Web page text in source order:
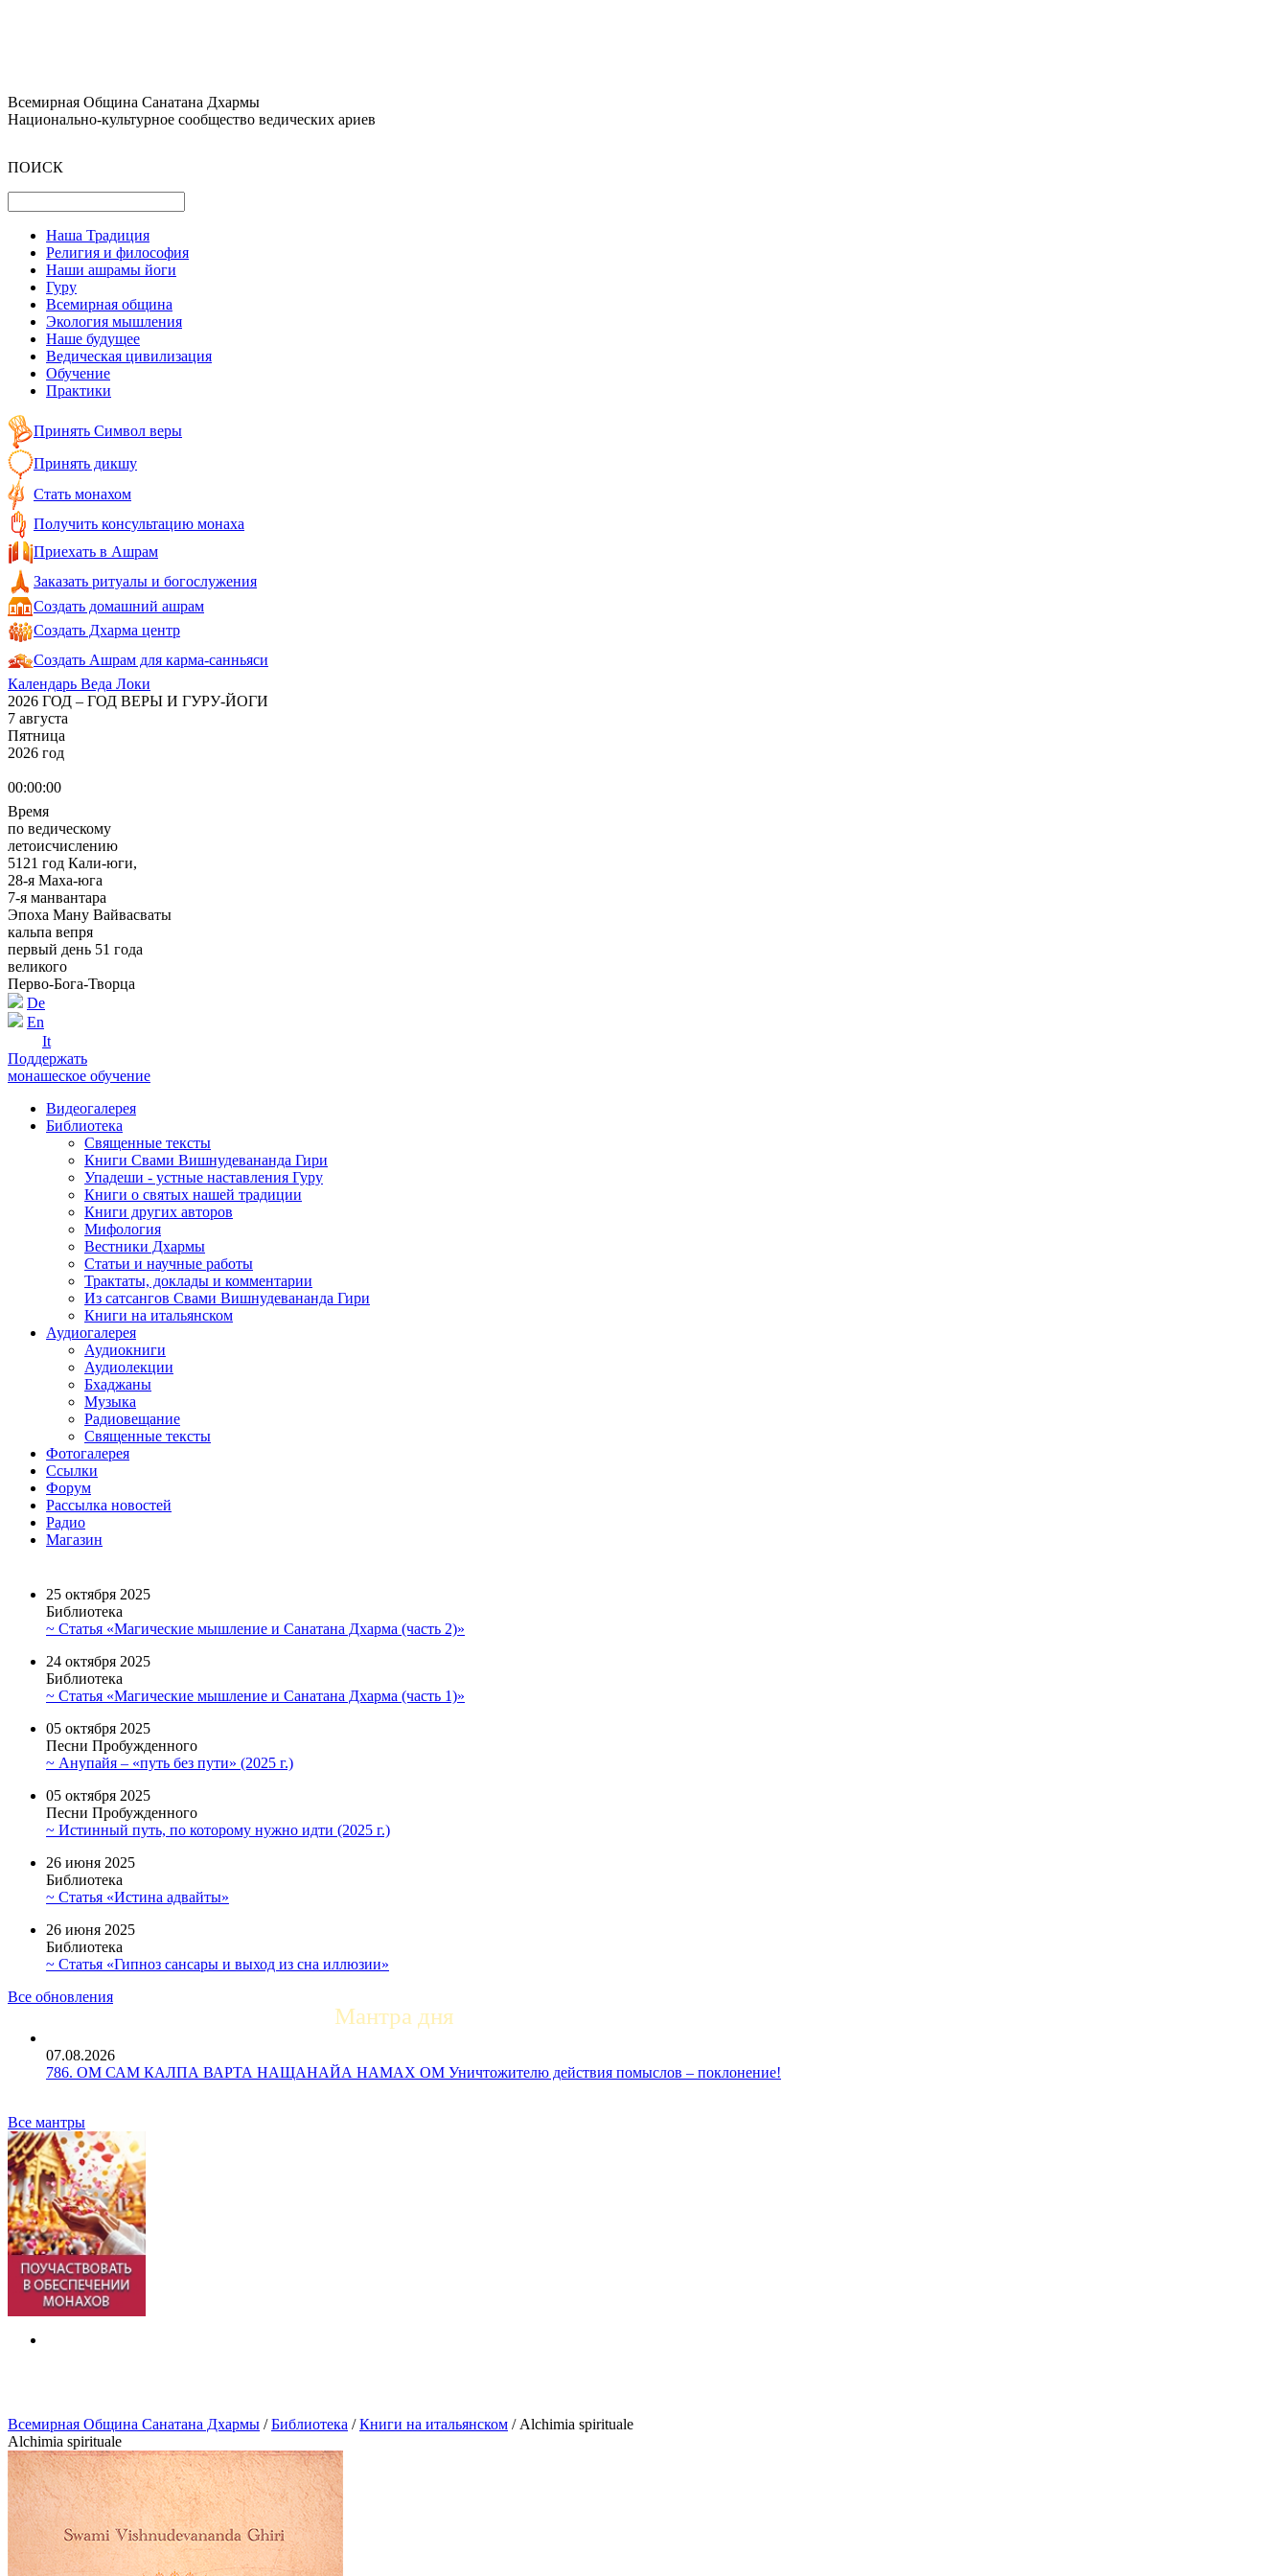
Всемирная Община Санатана Дхармы
Национально-культурное сообщество ведических ариев
ПОИСК
Наша Традиция
Религия и философия
Наши ашрамы йоги
Гуру
Всемирная община
Экология мышления
Наше будущее
Ведическая цивилизация
Обучение
Практики
Принять Символ веры
Принять дикшу
Стать монахом
Получить консультацию монаха
Приехать в Ашрам
Заказать ритуалы и богослужения
Создать домашний ашрам
Создать Дхарма центр
Создать Ашрам для карма-санньяси
Календарь Веда Локи
2026 ГОД – ГОД ВЕРЫ И ГУРУ-ЙОГИ
7 августа
Пятница
2026 год
00:00:00
Время
по ведическому
летоисчислению
5121 год Кали-юги,
28-я Маха-юга
7-я манвантара
Эпоха Ману Вайвасваты
кальпа вепря
первый день 51 года
великого
Перво-Бога-Творца
De
En
It
Поддержать
монашеское обучение
Видеогалерея
Библиотека
Священные тексты
Книги Свами Вишнудевананда Гири
Упадеши - устные наставления Гуру
Книги о святых нашей традиции
Книги других авторов
Мифология
Вестники Дхармы
Статьи и научные работы
Трактаты, доклады и комментарии
Из сатсангов Свами Вишнудевананда Гири
Книги на итальянском
Аудиогалерея
Аудиокниги
Аудиолекции
Бхаджаны
Музыка
Радиовещание
Священные тексты
Фотогалерея
Ссылки
Форум
Рассылка новостей
Радио
Магазин
25 октября 2025
Библиотека
~ Статья «Магические мышление и Санатана Дхарма (часть 2)»
24 октября 2025
Библиотека
~ Статья «Магические мышление и Санатана Дхарма (часть 1)»
05 октября 2025
Песни Пробужденного
~ Анупайя – «путь без пути» (2025 г.)
05 октября 2025
Песни Пробужденного
~ Истинный путь, по которому нужно идти (2025 г.)
26 июня 2025
Библиотека
~ Статья «Истина адвайты»
26 июня 2025
Библиотека
~ Статья «Гипноз сансары и выход из сна иллюзии»
Все обновления
Мантра дня
07.08.2026
786. ОМ САМ КАЛПА ВАРТА НАЩАНАЙА НАМАХ ОМ Уничтожителю действия помыслов – поклонение!
Все мантры
Всемирная Община Санатана Дхармы /Библиотека /Книги на итальянском / Alchimia spirituale
Alchimia spirituale